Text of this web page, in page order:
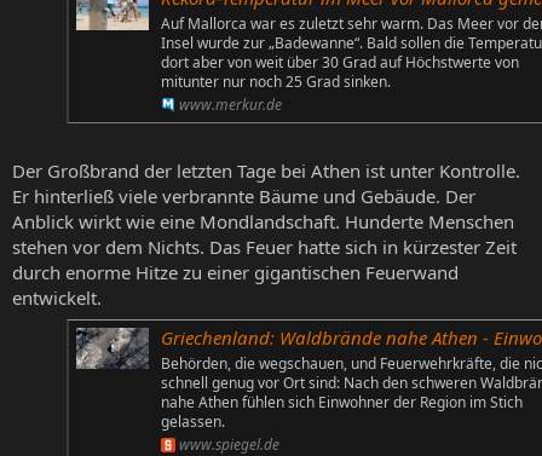
Auf Mallorca war es zuletzt sehr warm. Das Meer vor
Insel wurde zur „Badewanne“. Bald sollen die
dort aber von weit über 30 Grad auf Höchstwerte von
mitunter nur noch 25 Grad sinken.
www.merkur.de
Der Großbrand der letzten Tage bei Athen ist unter Kontrolle.
Er hinterließ viele verbrannte Bäume und Gebäude. Der
Anblick wirkt wie eine Mondlandschaft. Hunderte Menschen
stehen vor dem Nichts. Das Feuer hatte sich in kürzester Zeit
durch enorme Hitze zu einer gigantischen Feuerwand
entwickelt.
Griechenland: Waldbrände nahe Athen - Einwohner fühlen sich im Stich
Behörden, die wegschauen, und Feuerwehrkräfte, die
schnell genug vor Ort sind: Nach den schweren
nahe Athen fühlen sich Einwohner der Region im Stich
gelassen.
www.spiegel.de